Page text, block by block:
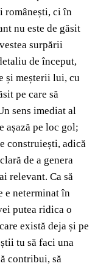
românești, ci în
nu este de găsit
surpării
de început,
și meșterii lui, cu
pe care să
sens imediat al
așază pe loc gol;
construiești, adică
de a genera
relevant. Ca să
e neterminat în
putea ridica o
există deja și pe
tu să faci una
contribui, să